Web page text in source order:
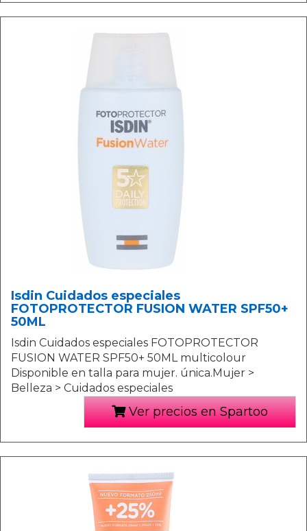
Isdin Cuidados especiales
FOTOPROTECTOR FUSION WATER SPF50+
50ML
Isdin Cuidados especiales FOTOPROTECTOR
FUSION WATER SPF50+ 50ML multicolour
Disponible en talla para mujer. única.Mujer >
Belleza > Cuidados especiales
Ver precios en Spartoo